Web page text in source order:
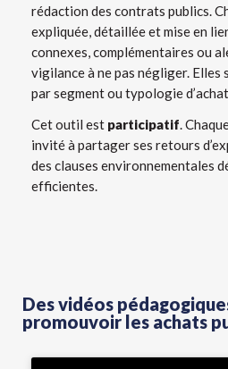
rédaction des contrats publics.
expliquée, détaillée et mise en
connexes, complémentaires ou
vigilance à ne pas négliger. Elles
parsegment ou typologie
Cetoutil est participatif.
invité à partager ses retours
des clauses environnementales
efficientes.
Des vidéos
promouvoir les achats